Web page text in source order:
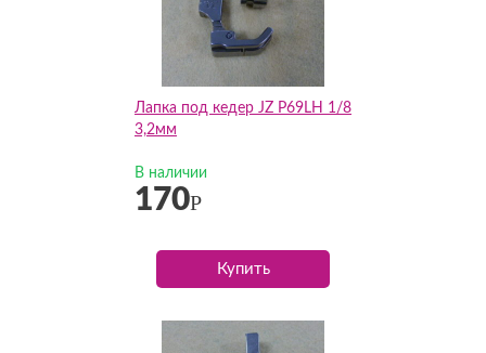
Лапка под кедер JZ P69LH 1/8
3,2мм
В наличии
170Р
Купить